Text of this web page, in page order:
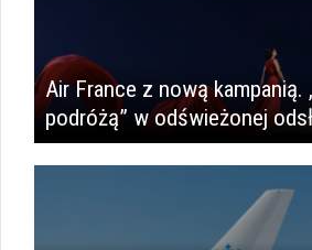
Air France z nową kampanią.
podróżą” w odświeżonej